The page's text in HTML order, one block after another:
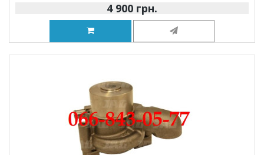
4 900 грн.